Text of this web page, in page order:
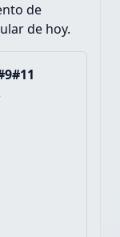
de
de hoy.